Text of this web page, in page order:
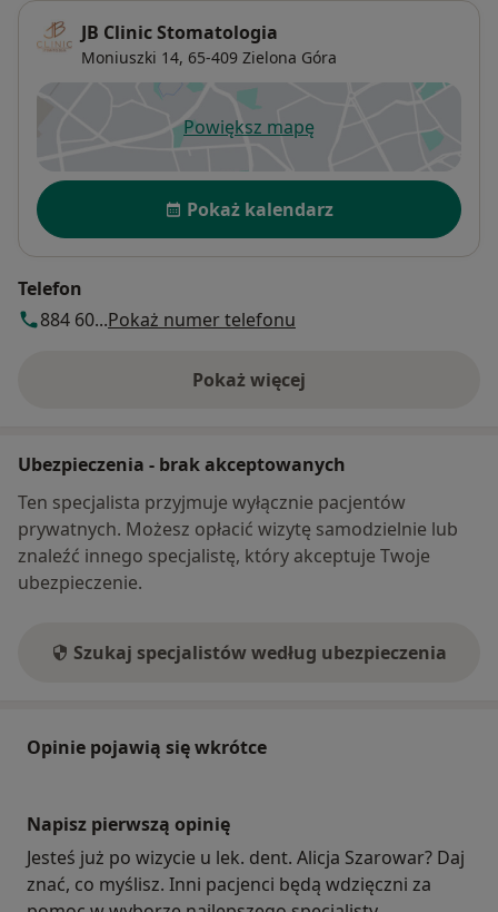
JB Clinic Stomatologia
Moniuszki 14, 65-409 Zielona Góra
Powiększ mapęotwiera się w nowej karcie
Dostępność
Pokaż kalendarz
Telefon
884 60...Pokaż numer telefonu
Pokaż więcej
o adresie
Ubezpieczenia - brak akceptowanych
Ten specjalista przyjmuje wyłącznie pacjentów
prywatnych. Możesz opłacić wizytę samodzielnie lub
znaleźć innego specjalistę, który akceptuje Twoje
ubezpieczenie.
Szukaj specjalistów według ubezpieczenia
Opinie pojawią się wkrótce
Napisz pierwszą opinię
Jesteś już po wizycie u lek. dent. Alicja Szarowar? Daj
znać, co myślisz. Inni pacjenci będą wdzięczni za